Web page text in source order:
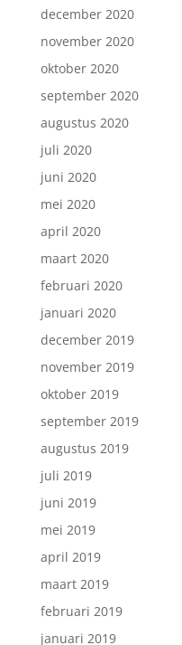
december 2020
november 2020
oktober 2020
september 2020
augustus 2020
juli 2020
juni 2020
mei 2020
april 2020
maart 2020
februari 2020
januari 2020
december 2019
november 2019
oktober 2019
september 2019
augustus 2019
juli 2019
juni 2019
mei 2019
april 2019
maart 2019
februari 2019
januari 2019